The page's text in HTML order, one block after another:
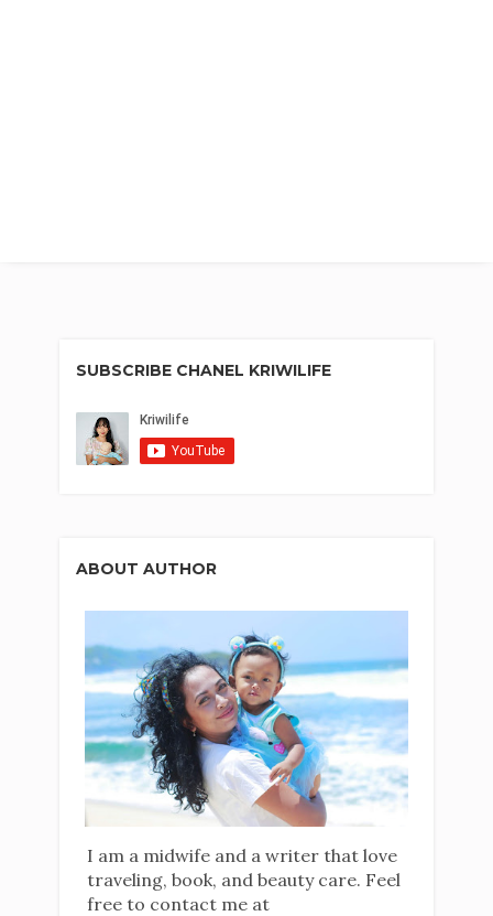
SUBSCRIBE CHANEL KRIWILIFE
ABOUT AUTHOR
I am a midwife and a writer that love
traveling, book, and beauty care. Feel
free to contact me at